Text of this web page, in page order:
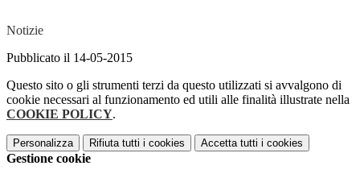
Notizie
Pubblicato il 14-05-2015
Questo sito o gli strumenti terzi da questo utilizzati si avvalgono di
cookie necessari al funzionamento ed utili alle finalità illustrate nella
COOKIE POLICY.
Personalizza Rifiuta tutti i cookies Accetta tutti i cookies
Gestione cookie